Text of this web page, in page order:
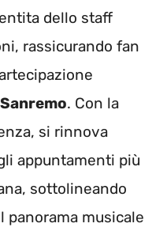
dello staff
rassicurando fan
. Con la
si rinnova
appuntamenti più
sottolineando
panorama musicale